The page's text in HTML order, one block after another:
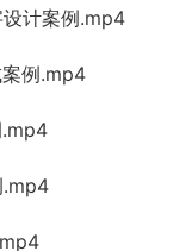
计案例.mp4
例.mp4
.mp4
.mp4